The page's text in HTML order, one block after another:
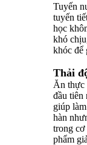
Tuyến
tuyến
học
khó
khóc để
Thải
Ăn thực
đầu tiên
giúp
hàn
trong cơ
phẩm